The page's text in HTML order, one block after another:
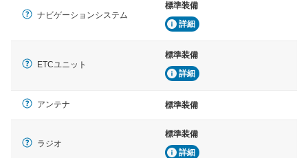
ナビゲーションシステム
標準装備
詳細
ETCユニット
標準装備
詳細
アンテナ 標準装備
ラジオ
標準装備
詳細